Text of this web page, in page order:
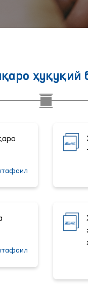
ҳуқуқий